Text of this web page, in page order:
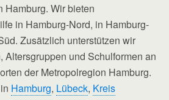
Hamburg. Wir bieten
in Hamburg-Nord, in Hamburg-
Zusätzlich unterstützen wir
Altersgruppen und Schulformen an
der Metropolregion Hamburg.
Hamburg, Lübeck, Kreis